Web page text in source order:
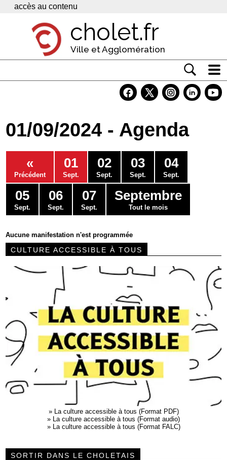
Panneau de gestion des cookies
accès au contenu
cholet.fr
Ville et Agglomération
Economie
Services
Contacts
01/09/2024 - Agenda
«
Précédent
01
Sept.
02
Sept.
03
Sept.
04
Sept.
05
Sept.
06
Sept.
07
Sept.
Septembre
Tout le mois
Aucune manifestation n'est programmée
CULTURE ACCESSIBLE À TOUS
»
La culture accessible à tous (Format PDF)
»
La culture accessible à tous (Format audio)
»
La culture accessible à tous (Format FALC)
SORTIR DANS LE CHOLETAIS